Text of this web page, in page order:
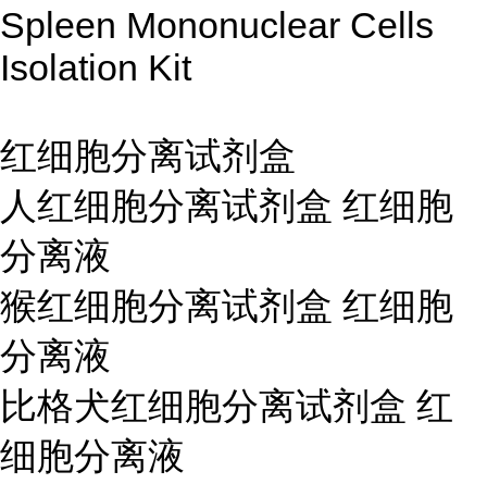
Spleen Mononuclear Cells
Isolation Kit
红细胞分离试剂盒
人红细胞分离试剂盒 红细胞
分离液
猴红细胞分离试剂盒 红细胞
分离液
比格犬红细胞分离试剂盒 红
细胞分离液